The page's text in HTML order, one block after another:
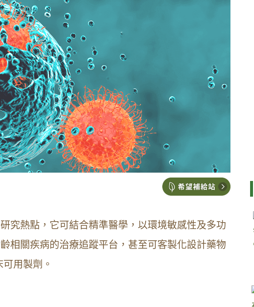
究熱點，它可結合精準醫學，以環境敏感性及多功
相關疾病的治療追蹤平台，甚至可客製化設計藥物
用製劑。